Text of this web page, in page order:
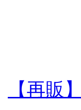
【再販